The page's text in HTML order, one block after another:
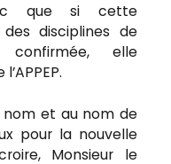
que si cette
disciplines de
elle
nom et au nom de
pour la nouvelle
Monsieur le